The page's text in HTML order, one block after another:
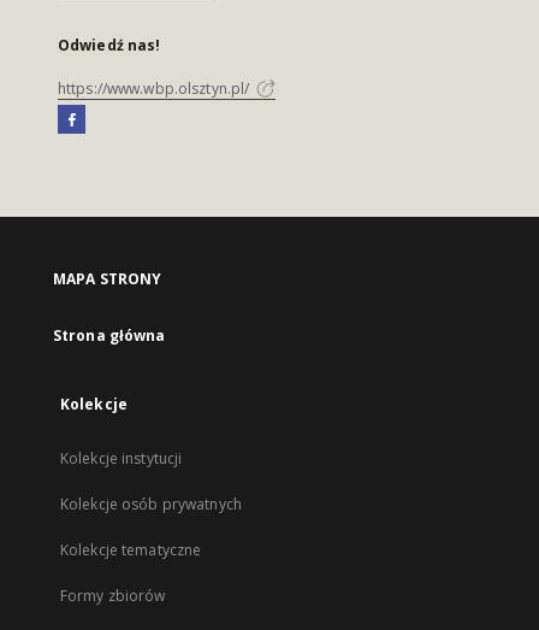
Odwiedź nas!
https://www.wbp.olsztyn.pl/
MAPA STRONY
Strona główna
Kolekcje
Kolekcje instytucji
Kolekcje osób prywatnych
Kolekcje tematyczne
Formy zbiorów